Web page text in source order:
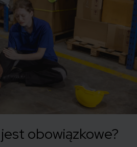
jest obowiązkowe?